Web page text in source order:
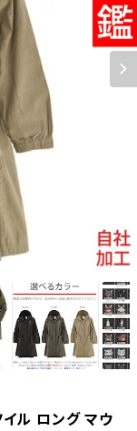
ル ロング マウ